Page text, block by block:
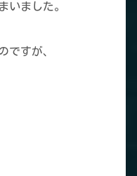
いました。
ですが、